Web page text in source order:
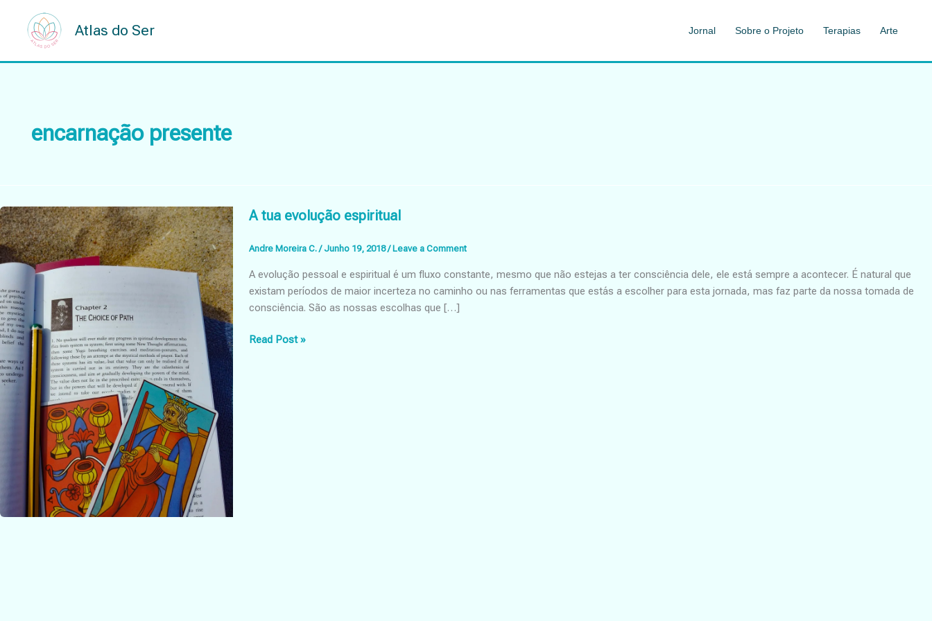
content
Atlas do Ser Jornal Sobre o Projeto Terapias Arte
encarnação presente
A tua evolução espiritual
Andre Moreira C./Junho 19, 2018/ Leave a Comment
A evolução pessoal e espiritual é um fluxo constante, mesmo que não estejas a ter consciência dele, ele está sempre a acontecer. É natural que
existam períodos de maior incerteza no caminho ou nas ferramentas que estás a escolher para esta jornada, mas faz parte da nossa tomada de
consciência. São as nossas escolhas que […]
A
Read Post »